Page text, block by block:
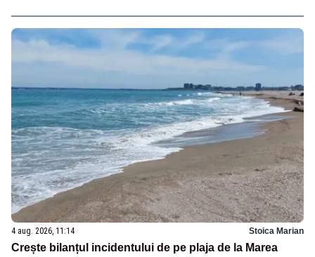
4 aug. 2026, 11:14 Stoica Marian
Crește bilanțul incidentului de pe plaja de la Marea